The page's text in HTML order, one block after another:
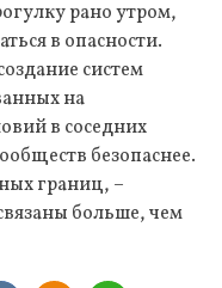
рано утром,
в опасности.
систем
на
в соседних
безопаснее.
границ, –
больше, чем